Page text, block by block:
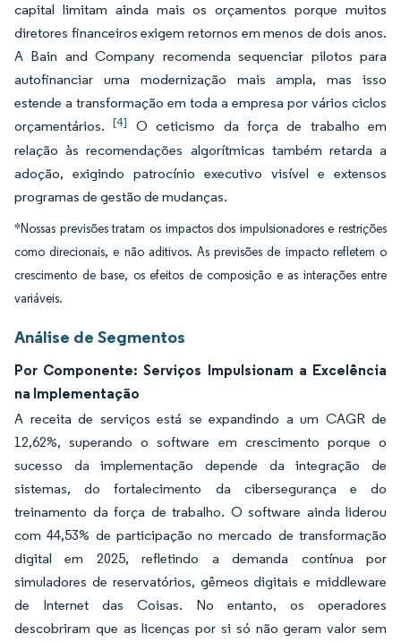
capital limitam ainda mais os orçamentos porque muitos
diretores financeiros exigem retornos em menos de dois anos.
A Bain and Company recomenda sequenciar pilotos para
autofinanciar uma modernização mais ampla, mas isso
estende a transformação em toda a empresa por vários ciclos
orçamentários.[4]
O ceticismo da força de trabalho em
relação às recomendações algorítmicas também retarda a
adoção, exigindo patrocínio executivo visível e extensos
programas de gestão de mudanças.
*Nossas previsões tratam os impactos dos impulsionadores e restrições
como direcionais, e não aditivos. As previsões de impacto refletem o
crescimento de base, os efeitos de composição e as interações entre
variáveis.
Análise de Segmentos
Por Componente: Serviços Impulsionam a Excelência
na Implementação
A receita de serviços está se expandindo a um CAGR de
12,62%, superando o software em crescimento porque o
sucesso da implementação depende da integração de
sistemas, do fortalecimento da cibersegurança e do
treinamento da força de trabalho. O software ainda liderou
com 44,53% de participação no mercado de transformação
digital em 2025, refletindo a demanda contínua por
simuladores de reservatórios, gêmeos digitais e middleware
de Internet das Coisas. No entanto, os operadores
descobriram que as licenças por si só não geram valor sem